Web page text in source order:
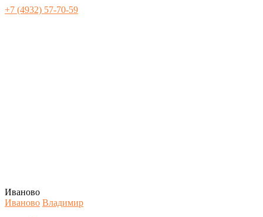
+7 (4932) 57-70-59
Иваново
Иваново Владимир